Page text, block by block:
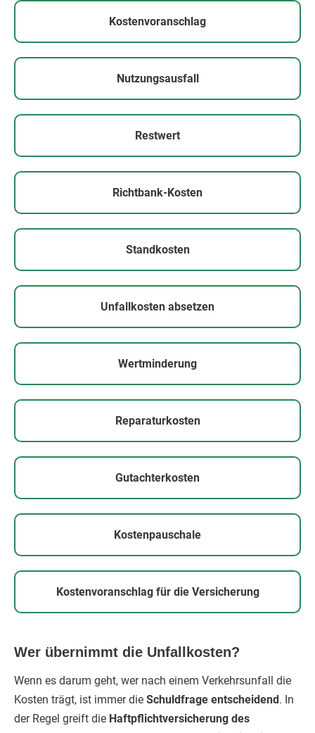
Kostenvoranschlag
Nutzungsausfall
Restwert
Richtbank-Kosten
Standkosten
Unfallkosten absetzen
Wertminderung
Reparaturkosten
Gutachterkosten
Kostenpauschale
Kostenvoranschlag für die Versicherung
Wer übernimmt die Unfallkosten?
Wenn es darum geht, wer nach einem Verkehrsunfall die
Kosten trägt, ist immer die Schuldfrage entscheidend. In
der Regel greift die Haftpflichtversicherung des